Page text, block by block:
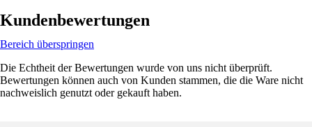
Kundenbewertungen
Bereich überspringen
Die Echtheit der Bewertungen wurde von uns nicht überprüft.
Bewertungen können auch von Kunden stammen, die die Ware nicht
nachweislich genutzt oder gekauft haben.